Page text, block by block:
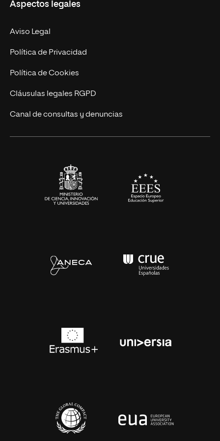
Empresa
MBA
Marketing y Comunicación
Ingeniería
Diseño
Ciencias de la Salud
Nuestro Equipo
Contacto
Aspectos legales
Aviso Legal
Política de Privacidad
Política de Cookies
Cláusulas legales RGPD
Canal de consultas y denuncias